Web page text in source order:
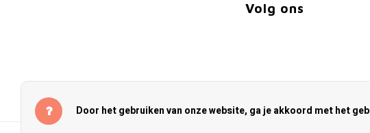
Volg ons
Door het gebruiken van onze website, ga je akkoord met het